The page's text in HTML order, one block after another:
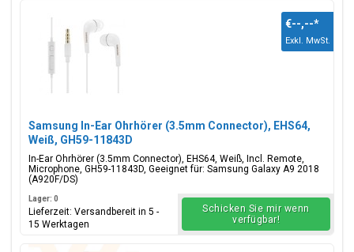
Samsung In-Ear Ohrhörer (3.5mm Connector), EHS64,
Weiß, GH59-11843D
In-Ear Ohrhörer (3.5mm Connector), EHS64, Weiß, Incl. Remote,
Microphone, GH59-11843D, Geeignet für: Samsung Galaxy A9 2018
(A920F/DS)
€--,--*
Exkl. MwSt.
Lager: 0
Lieferzeit: Versandbereit in 5 -
15 Werktagen
Schicken Sie mir wenn
verfügbar!